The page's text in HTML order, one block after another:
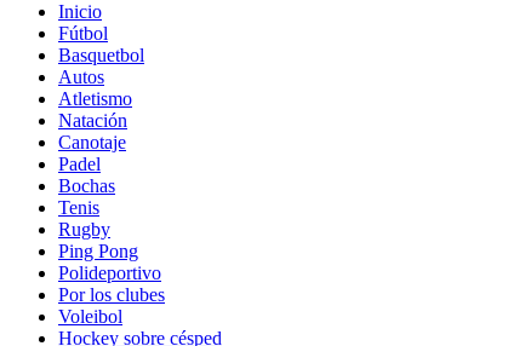
Inicio
Fútbol
Basquetbol
Autos
Atletismo
Natación
Canotaje
Padel
Bochas
Tenis
Rugby
Ping Pong
Polideportivo
Por los clubes
Voleibol
Hockey sobre césped